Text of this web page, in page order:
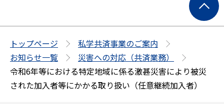
ー
ジ
頭
トップページ
私学共済事業のご案内
お知らせ一覧
災害への対応（共済業務）
令和6年等における特定地域に係る激甚災害により被災
された加入者等にかかる取り扱い（任意継続加入者）